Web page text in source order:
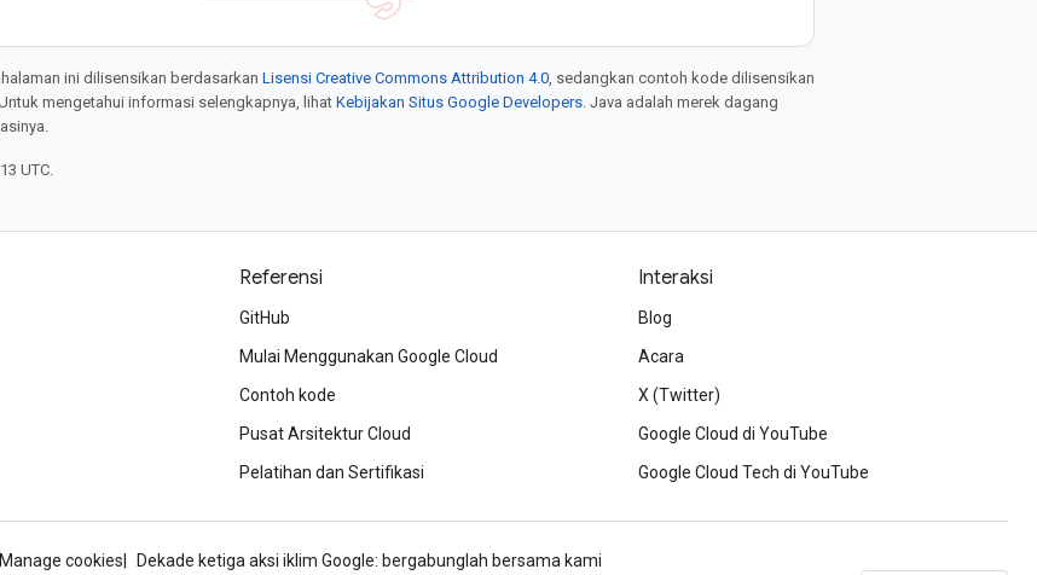
ini dilisensikan berdasarkan Lisensi Creative Commons Attribution 4.0, sedangkan contoh kode dilisensikan
mengetahui informasi selengkapnya, lihat Kebijakan Situs Google Developers. Java adalah merek dagang
UTC.
Referensi
GitHub
Mulai Menggunakan Google Cloud
Contoh kode
Pusat Arsitektur Cloud
Pelatihan dan Sertifikasi
Interaksi
Blog
Acara
X (Twitter)
Google Cloud di YouTube
Google Cloud Tech di YouTube
Manage cookies Dekade ketiga aksi iklim Google: bergabunglah bersama kami